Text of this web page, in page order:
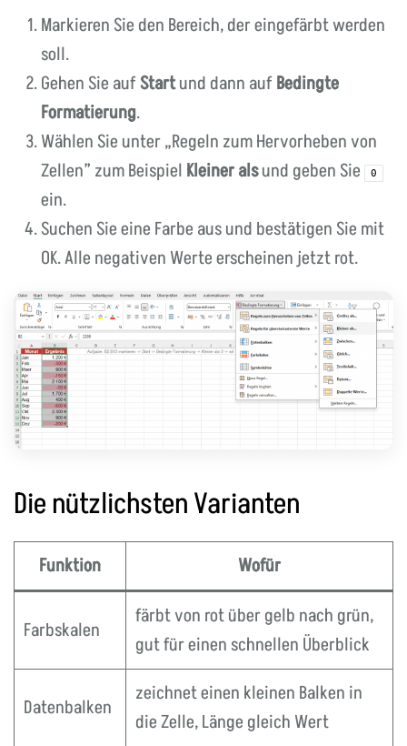
Markieren Sie den Bereich, der eingefärbt werden
soll.
Gehen Sie aufStartund dann aufBedingte
Formatierung.
Wählen Sie unter „Regeln zum Hervorheben von
Zellen” zum Beispiel Kleiner alsund geben Sie 0
ein.
Suchen Sie eine Farbe aus und bestätigen Sie mit
OK. Alle negativen Werte erscheinen jetzt rot.
Die nützlichsten Varianten
Funktion Wofür
Farbskalen
färbt von rot über gelb nach grün,
gut für einen schnellen Überblick
Datenbalken
zeichnet einen kleinen Balken in
die Zelle, Länge gleich Wert